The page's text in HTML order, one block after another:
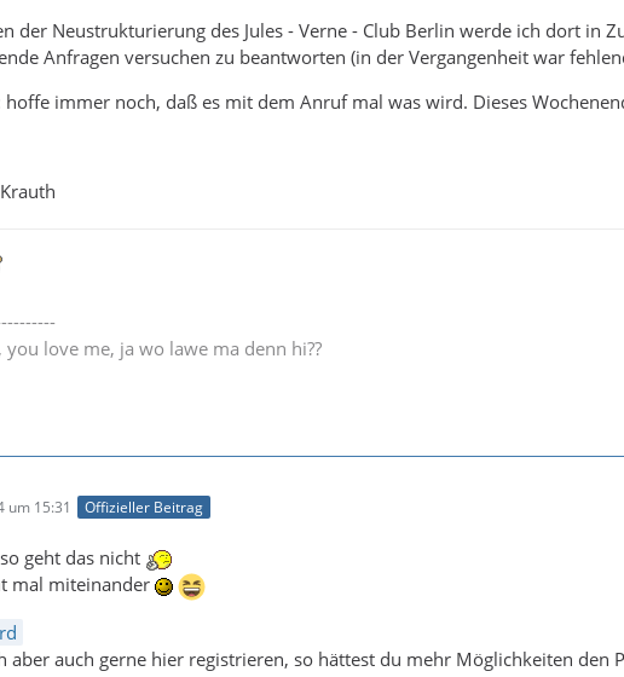
der Neustrukturierung des Jules - Verne - Club Berlin werde ich dort in
Anfragen versuchen zu beantworten (in der Vergangenheit war
hoffe immer noch, daß es mit dem Anruf mal was wird. Dieses
you love me, ja wo lawe ma denn hi??
um 15:31 Offizieller Beitrag
geht das nicht
mal miteinander
aber auch gerne hier registrieren, so hättest du mehr Möglichkeiten den